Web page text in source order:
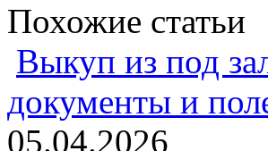
Похожие статьи
Выкуп из под
документы и
05.04.2026